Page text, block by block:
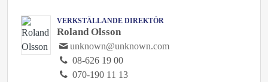
VERKSTÄLLANDE DIREKTÖR
Roland Olsson
unknown@unknown.com
08-626 19 00
070-190 11 13